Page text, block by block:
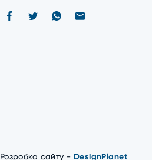
Розробка сайту - DesignPlanet